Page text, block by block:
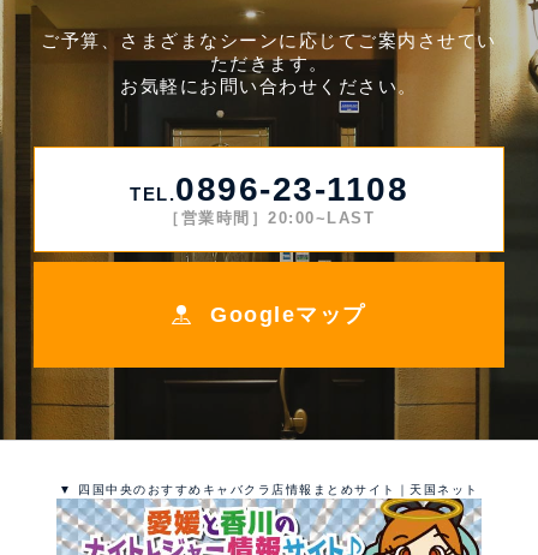
ご予算、さまざまなシーンに応じてご案内させてい
ただきます。
お気軽にお問い合わせください。
TEL.0896-23-1108
［営業時間］20:00~LAST
Googleマップ
▼ 四国中央のおすすめキャバクラ店情報まとめサイト｜天国ネット